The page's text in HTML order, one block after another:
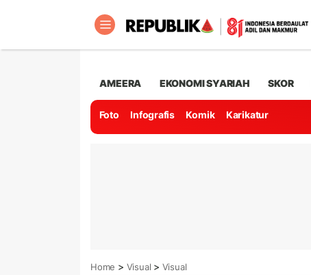
AMEERA EKONOMI SYARIAH SKOR
Foto Infografis Komik Karikatur
Home > Visual > Visual